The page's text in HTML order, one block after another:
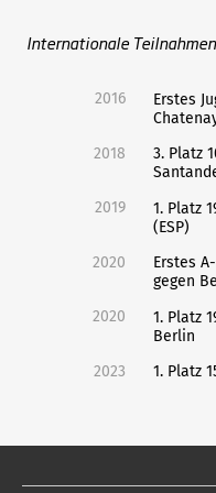
Internationale
2016
Erstes
2018
3. Platz
2019
1. Platz
(ESP)
2020
Erstes
gegen
2020
1. Platz
Berlin
2023
1. Platz